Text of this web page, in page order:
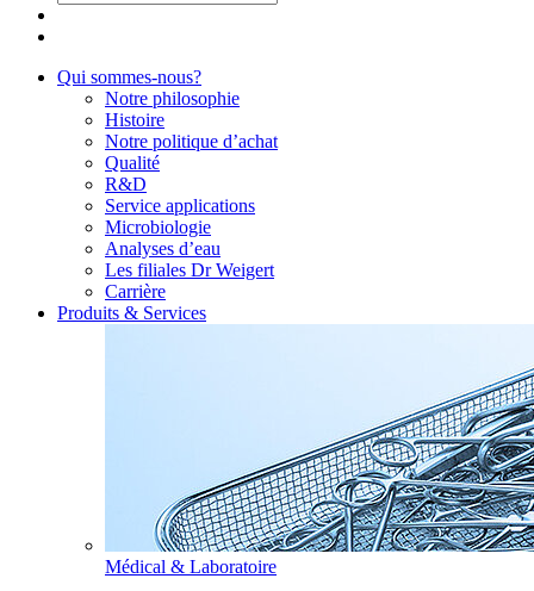
Qui sommes-nous?
Notre philosophie
Histoire
Notre politique d’achat
Qualité
R&D
Service applications
Microbiologie
Analyses d’eau
Les filiales Dr Weigert
Carrière
Produits & Services
Médical & Laboratoire